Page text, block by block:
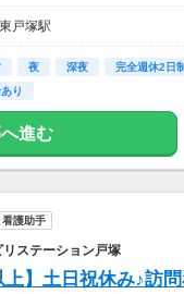
(5回分)
円以上
(5回分)
戸塚駅
夜 深夜
完全週休2日
り
進む
護助手
ステーション戸塚
上】土日祝休み♪訪